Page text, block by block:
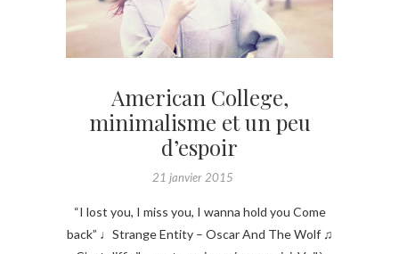
American College,
minimalisme et un peu
d’espoir
21 janvier 2015
“I lost you, I miss you, I wanna hold you Come
back” ♩Strange Entity – Oscar And The Wolf ♫